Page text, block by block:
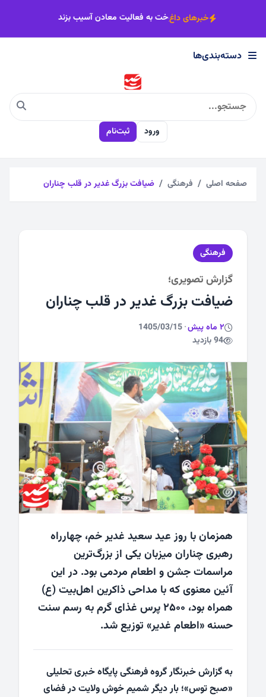
×
دسته‌بندی‌ها
اجتماعی
چندرسانه
فرهنگی
ورزشی
خبرهای داغ
دوحلقه چاه به مدار آب شرب نیشابور نباید کمبود سوخت به فعالیت
دسته‌بندی‌ها
ورود ثبت‌نام
صفحه اصلی فرهنگی ضیافت بزرگ غدیر در قلب چناران
فرهنگی
گزارش تصویری؛
ضیافت بزرگ غدیر در قلب چناران
2 ماه پیش ·
1405/03/15
94 بازدید
همزمان با روز عید سعید غدیر خم، چهارراه
رهبری چناران میزبان یکی از بزرگ‌ترین
مراسمات جشن و اطعام مردمی بود. در این
آئین معنوی که با مداحی ذاکرین اهل‌بیت (ع)
همراه بود، ۲۵۰۰ پرس غذای گرم به رسم سنت
حسنه «اطعام غدیر» توزیع شد.
به گزارش خبرنگار گروه فرهنگی پایگاه خبری تحلیلی
«صبح توس»؛ بار دیگر شمیم خوش ولایت در فضای